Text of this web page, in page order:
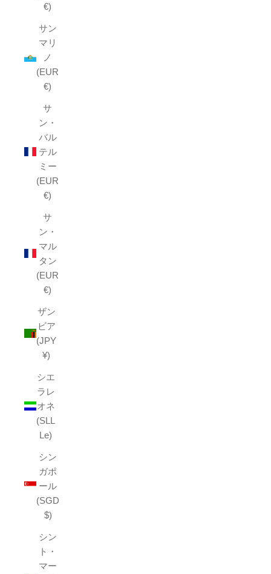
€)
サン
マリ
ノ
(EUR
€)
サ
ン・
バル
テル
ミー
(EUR
€)
サ
ン・
マル
タン
(EUR
€)
ザン
ビア
(JPY
¥)
シエ
ラレ
オネ
(SLL
Le)
シン
ガポ
ール
(SGD
$)
シン
ト・
マー